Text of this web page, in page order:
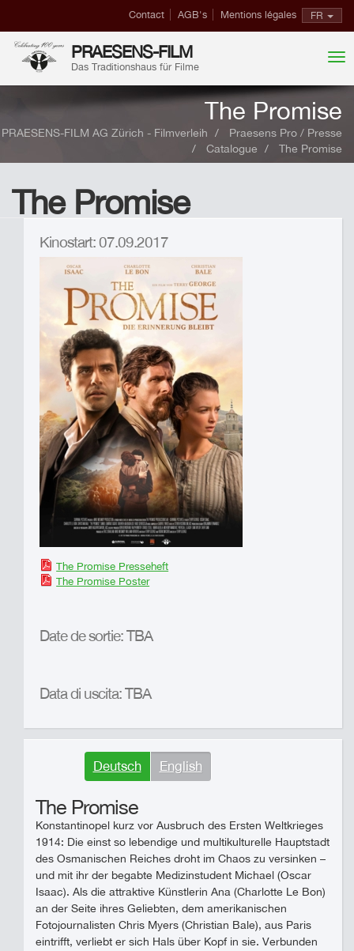
FR
Contact AGB's Mentions légales
PRAESENS-FILM
Das Traditionshaus für Filme
The Promise
PRAESENS-FILM AG Zürich - Filmverleih
Praesens Pro / Presse
Catalogue
The Promise
The Promise
Kinostart: 07.09.2017
The Promise Presseheft
The Promise Poster
Date de sortie: TBA
Data di uscita: TBA
Deutsch English
The Promise
Konstantinopel kurz vor Ausbruch des Ersten Weltkrieges
1914: Die einst so lebendige und multikulturelle Hauptstadt
des Osmanischen Reiches droht im Chaos zu versinken –
und mit ihr der begabte Medizinstudent Michael (Oscar
Isaac). Als die attraktive Künstlerin Ana (Charlotte Le Bon)
an der Seite ihres Geliebten, dem amerikanischen
Fotojournalisten Chris Myers (Christian Bale), aus Paris
eintrifft, verliebt er sich Hals über Kopf in sie. Verbunden